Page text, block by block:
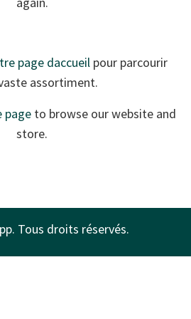
page daccueil pour parcourir
assortiment.
page to browse our website and
store.
Tous droits réservés.